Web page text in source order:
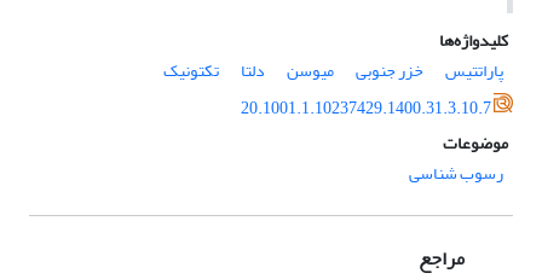
کلیدواژه‌ها
پاراتتیس
خزر جنوبی میوسن دلتا
تکتونیک
20.1001.1.10237429.1400.31.3.10.7
موضوعات
رسوب شناسی
مراجع